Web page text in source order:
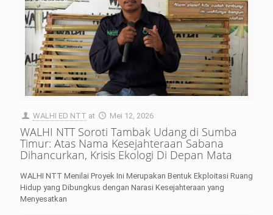
WALHI ED NTT at Mei 12, 2026
WALHI NTT Soroti Tambak Udang di Sumba
Timur: Atas Nama Kesejahteraan Sabana
Dihancurkan, Krisis Ekologi Di Depan Mata
WALHI NTT Menilai Proyek Ini Merupakan Bentuk Ekploitasi Ruang
Hidup yang Dibungkus dengan Narasi Kesejahteraan yang
Menyesatkan